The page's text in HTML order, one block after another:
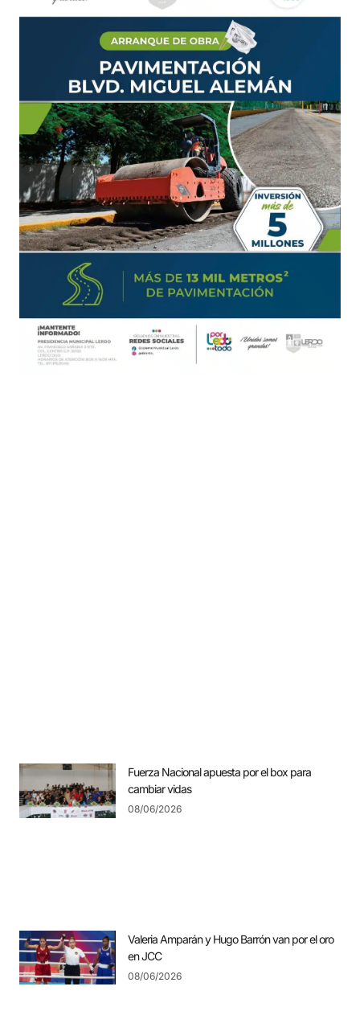
Fuerza Nacional apuesta por el box para
cambiar vidas
08/06/2026
Valeria Amparán y Hugo Barrón van por el oro
en JCC
08/06/2026